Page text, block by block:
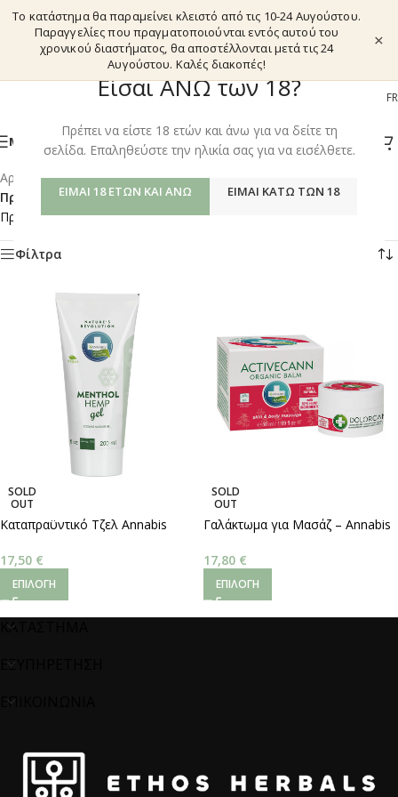
Είσαι ΑΝΩ των 18?
Πρέπει να είστε 18 ετών και άνω για να δείτε τη
σελίδα. Επαληθεύστε την ηλικία σας για να εισέλθετε.
ΕΊΜΑΙ 18 ΕΤΏΝ ΚΑΙ ΆΝΩ ΕΊΜΑΙ ΚΆΤΩ ΤΩΝ 18
Το κατάστημα θα παραμείνει κλειστό από τις 10-24 Αυγούστου.
Παραγγελίες που πραγματοποιούνται εντός αυτού του
χρονικού διαστήματος, θα αποστέλλονται μετά τις 24
Αυγούστου. Καλές διακοπές!
×
EL FR
ΜΕΝΟΎ
Αρχική σελίδα/Shop/
Προϊόντα με ετικέτα “CANNABIS TOPICAL USE- MASSAGE”
Προβάλλονται όλα - 2 αποτελέσματα
Φίλτρα
SOLD
OUT
Καταπραϋντικό Τζελ Annabis
17,50 €
ΕΠΙΛΟΓΉ
SOLD
OUT
Γαλάκτωμα για Μασάζ – Annabis
17,80 €
ΕΠΙΛΟΓΉ
ΚΑΤΑΣΤΗΜΑ
ΕΞΥΠΗΡΕΤΗΣΗ
ΕΠΙΚΟΙΝΩΝΙΑ